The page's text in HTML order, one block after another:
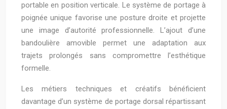
portable en position verticale. Le système de portage à
poignée unique favorise une posture droite et projette
une image d’autorité professionnelle. L’ajout d’une
bandoulière amovible permet une adaptation aux
trajets prolongés sans compromettre l’esthétique
formelle.
Les métiers techniques et créatifs bénéficient
davantage d’un système de portage dorsal répartissant